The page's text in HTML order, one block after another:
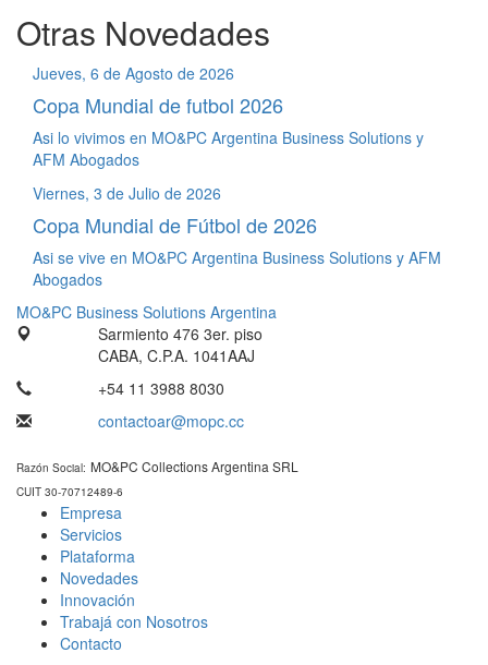
Otras Novedades
Jueves, 6 de Agosto de 2026
Copa Mundial de futbol 2026
Asi lo vivimos en MO&PC Argentina Business Solutions y
AFM Abogados
Viernes, 3 de Julio de 2026
Copa Mundial de Fútbol de 2026
Asi se vive en MO&PC Argentina Business Solutions y AFM
Abogados
MO&PC Business Solutions Argentina
Sarmiento 476 3er. piso
CABA, C.P.A. 1041AAJ
+54 11 3988 8030
contactoar@mopc.cc
Razón Social: MO&PC Collections Argentina SRL
CUIT 30-70712489-6
Empresa
Servicios
Plataforma
Novedades
Innovación
Trabajá con Nosotros
Contacto